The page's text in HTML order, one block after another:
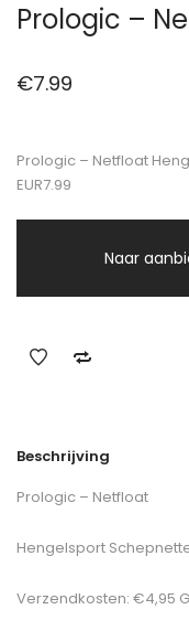
Prologic –
€7.99
Prologic – Netfloat
EUR7.99
Naar
Beschrijving
Prologic – Netfloat
Hengelsport
Verzendkosten: €4,95